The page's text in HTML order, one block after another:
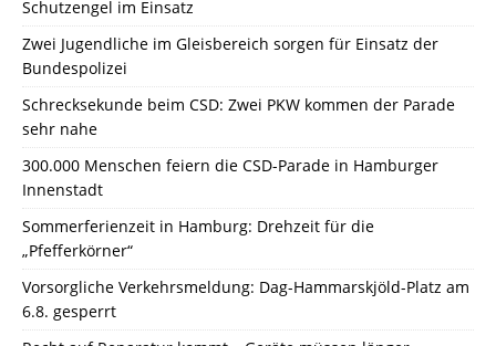
Schutzengel im Einsatz
Zwei Jugendliche im Gleisbereich sorgen für Einsatz der
Bundespolizei
Schrecksekunde beim CSD: Zwei PKW kommen der Parade
sehr nahe
300.000 Menschen feiern die CSD-Parade in Hamburger
Innenstadt
Sommerferienzeit in Hamburg: Drehzeit für die
„Pfefferkörner“
Vorsorgliche Verkehrsmeldung: Dag-Hammarskjöld-Platz am
6.8. gesperrt